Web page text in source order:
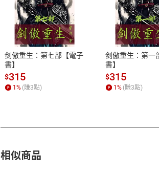
付款方式
ATM轉帳、信用卡、LINE PAY、AFTEE
剑傲重生：第七部【電子
書】
$315
1% (賺3點)
剑傲重生：第一
書】
$315
1% (賺3點)
相似商品